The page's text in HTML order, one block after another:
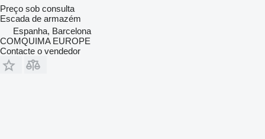
Preço sob consulta
Escada de armazém
Espanha, Barcelona
COMQUIMA EUROPE
Contacte o vendedor